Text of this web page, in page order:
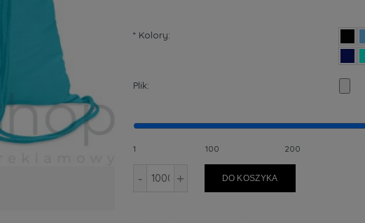
* Kolory:
Plik:
1 100 200
- + DO KOSZYKA